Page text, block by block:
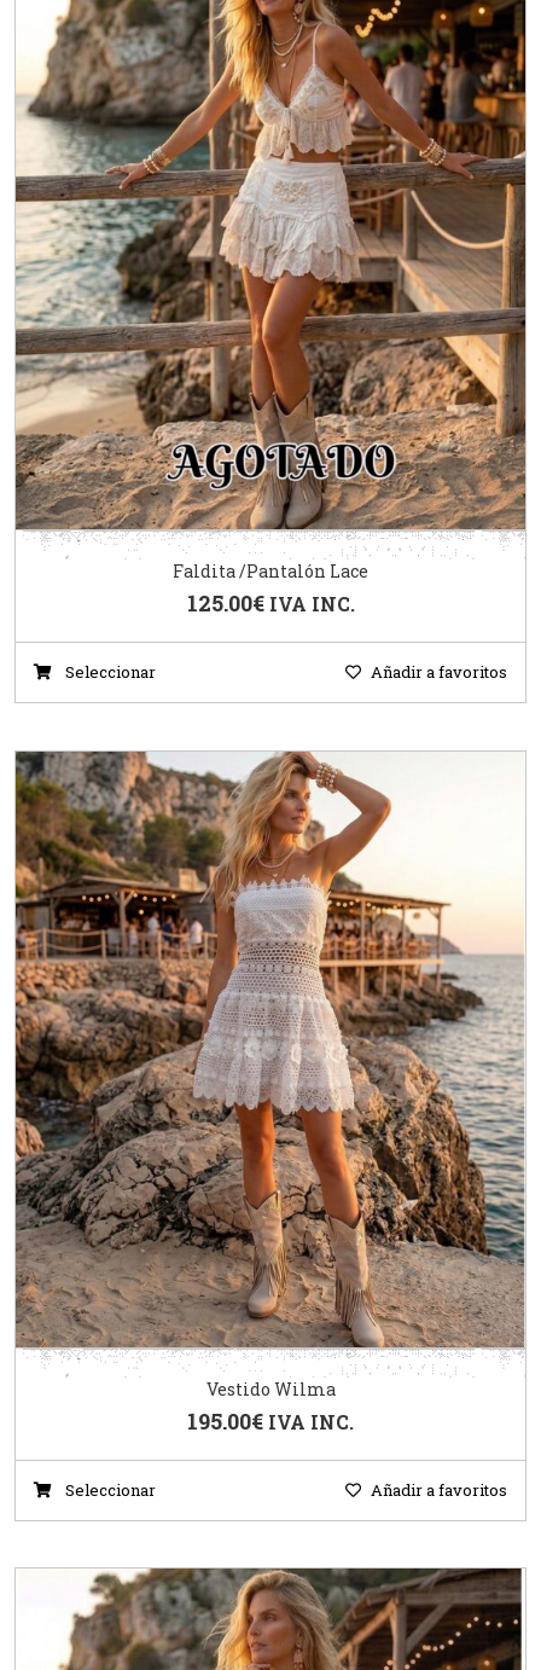
Faldita /Pantalón Lace
125.00€ IVA INC.
Seleccionar Añadir a favoritos
Vestido Wilma
195.00€ IVA INC.
Seleccionar Añadir a favoritos